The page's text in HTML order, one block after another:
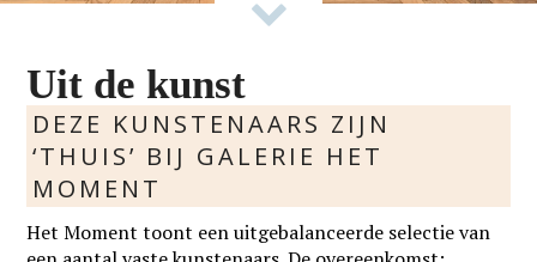
Uit de kunst
DEZE KUNSTENAARS ZIJN
‘THUIS’ BIJ GALERIE HET
MOMENT
Het Moment toont een uitgebalanceerde selectie van